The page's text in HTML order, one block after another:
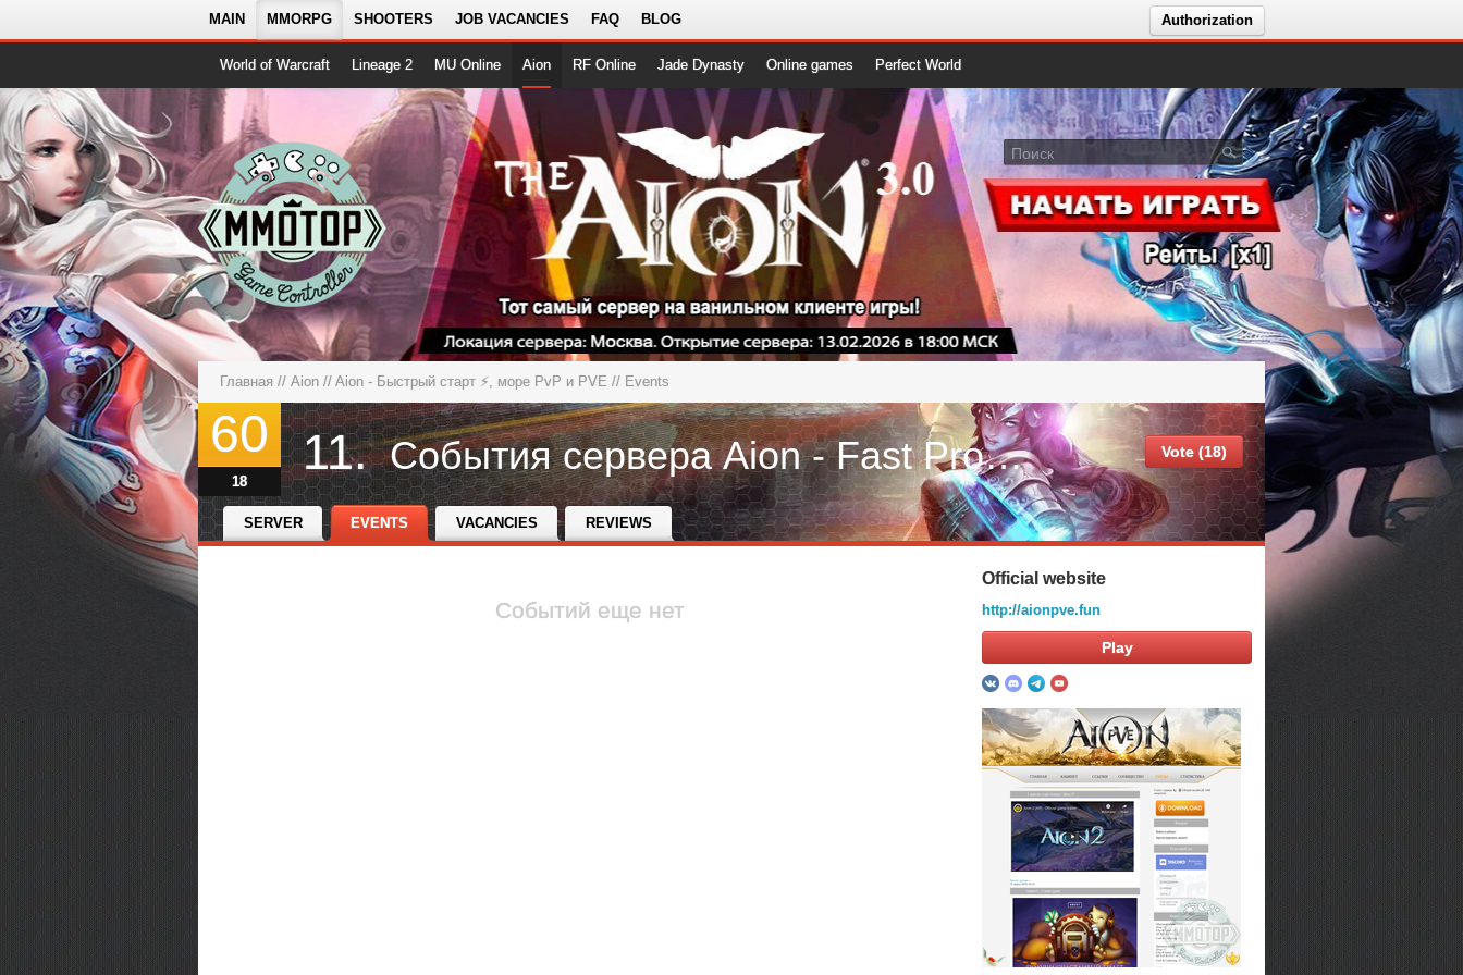
MAIN MMORPG SHOOTERS JOB VACANCIES FAQ BLOG Authorization
World of Warcraft Lineage 2 MU Online Aion RF Online Jade Dynasty Online games Perfect World
Главная // Aion // Aion - Быстрый старт ⚡, море PvP и PVE // Events
60
18
11. События сервера Aion - Fast Progress⚡ | Custom Events PVE & Fast PvP Vote (18)
SERVER EVENTS VACANCIES REVIEWS
Событий еще нет
Official website
http://aionpve.fun
Play